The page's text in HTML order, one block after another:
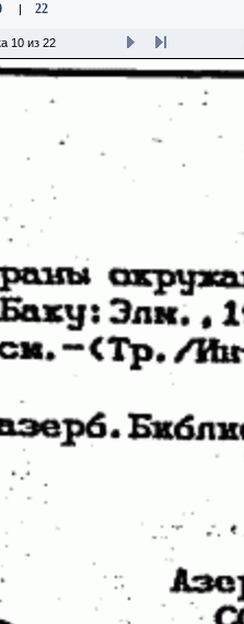
| 22
10 из 22